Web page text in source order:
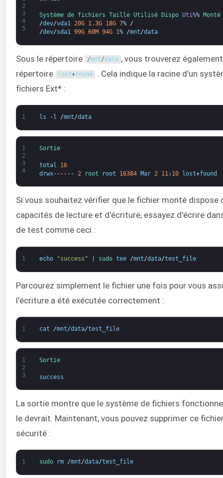
2
3
4
5
Système de fichiers Taille Utilisé Dispo Uti%%
/dev/vda1 20G 1.3G 18G 7%
/
/dev/sda1 99G 60M 94G 1% /mnt/data
Sous le répertoire /mnt/data , vous trouverez
répertoire
lost+found . Cela indique la racine d'un
fichiers Ext* :
1 ls - l /mnt/data
1
2
3
4
Sortie
total
16
drwx------ 2 root root 16384 Mar 2 11 : 10 lost+found
Si vous souhaitez vérifier que le fichier monté dispose
capacités de lecture et d'écriture, essayez d'écrire
de test comme ceci :
1 echo "success" sudo tee /mnt/data/test_file
Parcourez simplement le fichier une fois pour vous
l'écriture a été exécutée correctement :
1 cat /mnt/data/test_file
1
2
3
Sortie
success
La sortie montre que le système de fichiers
le devrait. Maintenant, vous pouvez supprimer ce
sécurité :
1 sudo rm /mnt/data/test_file